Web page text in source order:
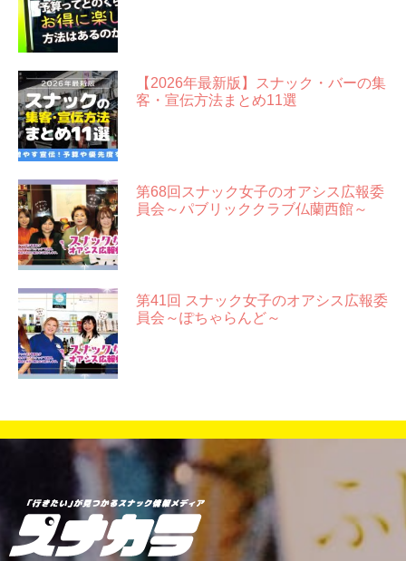
【2026年最新版】スナック・バーの集
客・宣伝方法まとめ11選
第68回スナック女子のオアシス広報委
員会～パブリッククラブ仏蘭西館～
第41回 スナック女子のオアシス広報委
員会～ぽちゃらんど～